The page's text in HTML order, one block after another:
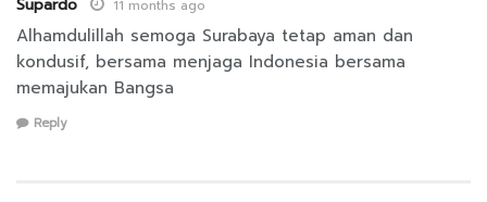
Supardo 11 months ago
Alhamdulillah semoga Surabaya tetap aman dan
kondusif, bersama menjaga Indonesia bersama
memajukan Bangsa
Reply